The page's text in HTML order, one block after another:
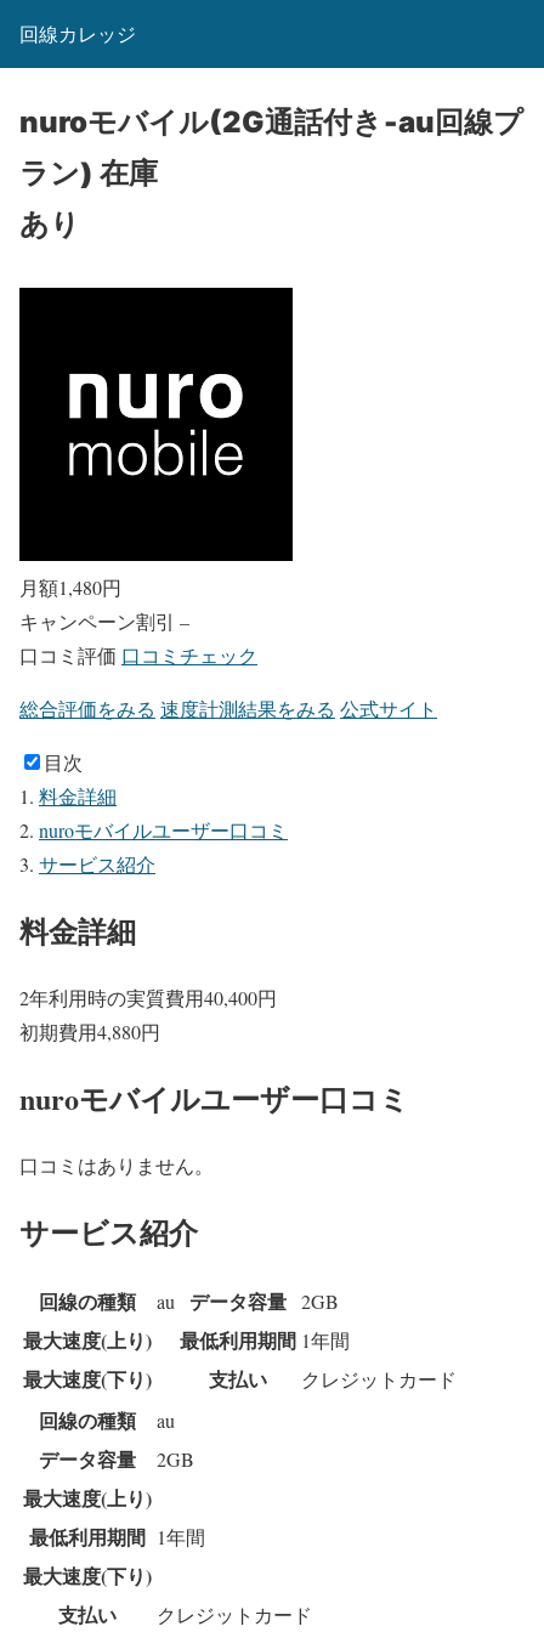
回線カレッジ
nuroモバイル(2G通話付き‐au回線プ
ラン) 在庫
あり
月額1,480円
キャンペーン割引 –
口コミ評価 口コミチェック
総合評価をみる 速度計測結果をみる 公式サイト
目次
料金詳細
nuroモバイルユーザー口コミ
サービス紹介
料金詳細
2年利用時の実質費用40,400円
初期費用4,880円
nuroモバイルユーザー口コミ
口コミはありません。
サービス紹介
回線の種類 au データ容量 2GB
最大速度(上り) 最低利用期間 1年間
最大速度(下り) 支払い クレジットカード
回線の種類 au
データ容量 2GB
最大速度(上り)
最低利用期間 1年間
最大速度(下り)
支払い
クレジットカード